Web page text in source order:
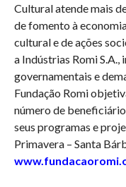
Cultural atende mais
de fomento à
cultural e de ações
a Indústrias Romi
governamentais e
Fundação Romi
número de
seus programas e
Primavera – Santa